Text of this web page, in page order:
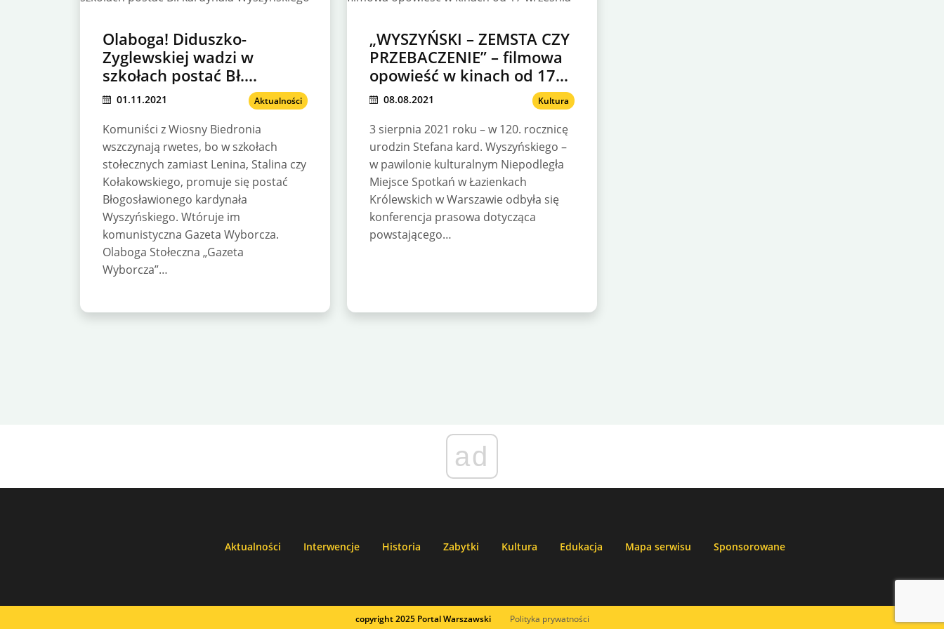
Olaboga! Diduszko-
Zyglewskiej wadzi w
szkołach postać Bł.
kardynała Wyszyńskiego
01.11.2021 Aktualności
Komuniści z Wiosny Biedronia
wszczynają rwetes, bo w szkołach
stołecznych zamiast Lenina, Stalina czy
Kołakowskiego, promuje się postać
Błogosławionego kardynała
Wyszyńskiego. Wtóruje im
komunistyczna Gazeta Wyborcza.
Olaboga Stołeczna „Gazeta
Wyborcza”…
„WYSZYŃSKI – ZEMSTA CZY
PRZEBACZENIE” – filmowa
opowieść w kinach od 17
września
08.08.2021 Kultura
3 sierpnia 2021 roku – w 120. rocznicę
urodzin Stefana kard. Wyszyńskiego –
w pawilonie kulturalnym Niepodległa
Miejsce Spotkań w Łazienkach
Królewskich w Warszawie odbyła się
konferencja prasowa dotycząca
powstającego…
ad
Aktualności Interwencje Historia Zabytki Kultura Edukacja Mapa serwisu Sponsorowane
copyright 2025 Portal Warszawski Polityka prywatności